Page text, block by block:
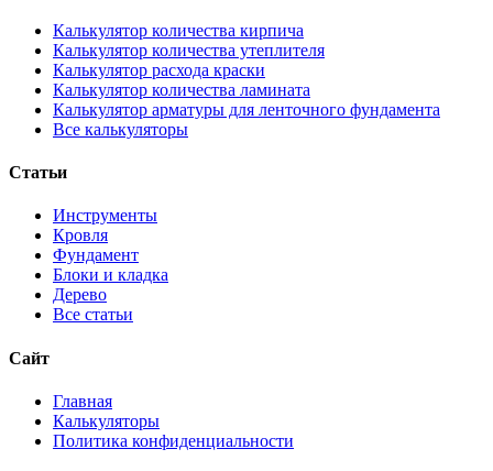
Калькулятор количества кирпича
Калькулятор количества утеплителя
Калькулятор расхода краски
Калькулятор количества ламината
Калькулятор арматуры для ленточного фундамента
Все калькуляторы
Статьи
Инструменты
Кровля
Фундамент
Блоки и кладка
Дерево
Все статьи
Сайт
Главная
Калькуляторы
Политика конфиденциальности